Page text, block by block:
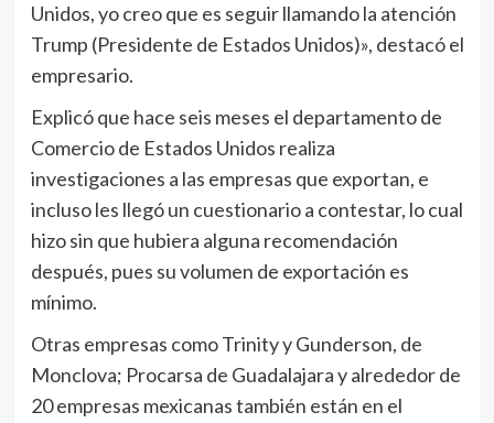
Unidos, yo creo que es seguir llamando la atención
Trump (Presidente de Estados Unidos)», destacó el
empresario.
Explicó que hace seis meses el departamento de
Comercio de Estados Unidos realiza
investigaciones a las empresas que exportan, e
incluso les llegó un cuestionario a contestar, lo cual
hizo sin que hubiera alguna recomendación
después, pues su volumen de exportación es
mínimo.
Otras empresas como Trinity y Gunderson, de
Monclova; Procarsa de Guadalajara y alrededor de
20 empresas mexicanas también están en el